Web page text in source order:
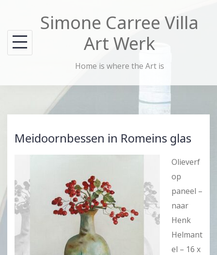
content
Simone Carree Villa
Art Werk
Home is where the Art is
Meidoornbessen in Romeins glas
Olieverf
op
paneel –
naar
Henk
Helmant
el – 16 x